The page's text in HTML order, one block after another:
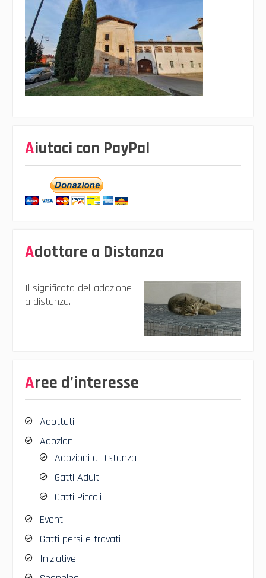
Aiutaci con PayPal
Adottare a Distanza
Il significato dell’adozione
a distanza.
Aree d’interesse
Adottati
Adozioni
Adozioni a Distanza
Gatti Adulti
Gatti Piccoli
Eventi
Gatti persi e trovati
Iniziative